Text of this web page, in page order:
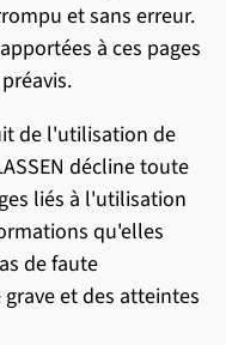
et sans erreur.
à ces pages
de l'utilisation de
décline toute
liés à l'utilisation
qu'elles
de faute
et des atteintes